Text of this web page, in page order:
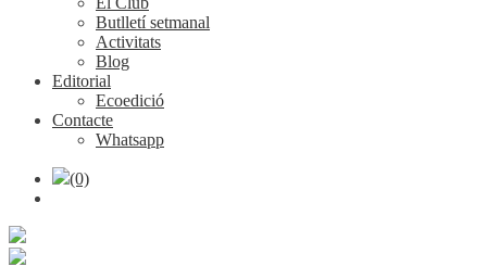
Butlletí setmanal
Activitats
Blog
Editorial
Ecoedició
Contacte
Whatsapp
(0)